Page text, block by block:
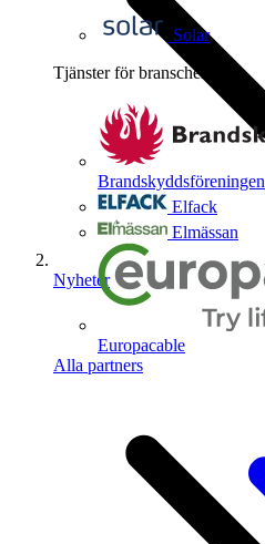
Solar
Tjänster för branschen
Brandskyddsföreningen
Elfack
Elmässan
Europacable
Alla partners
Nyheter